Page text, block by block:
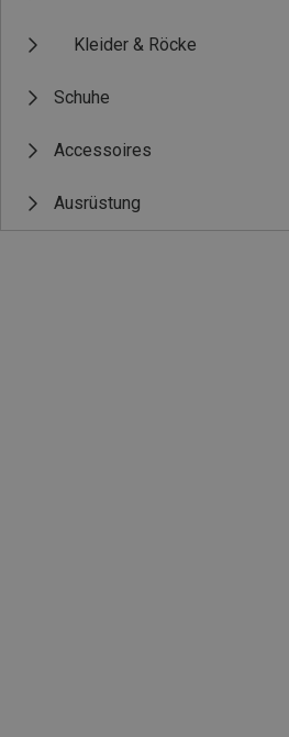
Kleider & Röcke
Schuhe
Accessoires
Ausrüstung